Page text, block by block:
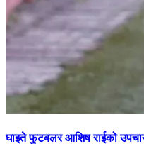
घाइते फुटबलर आशिष राईको